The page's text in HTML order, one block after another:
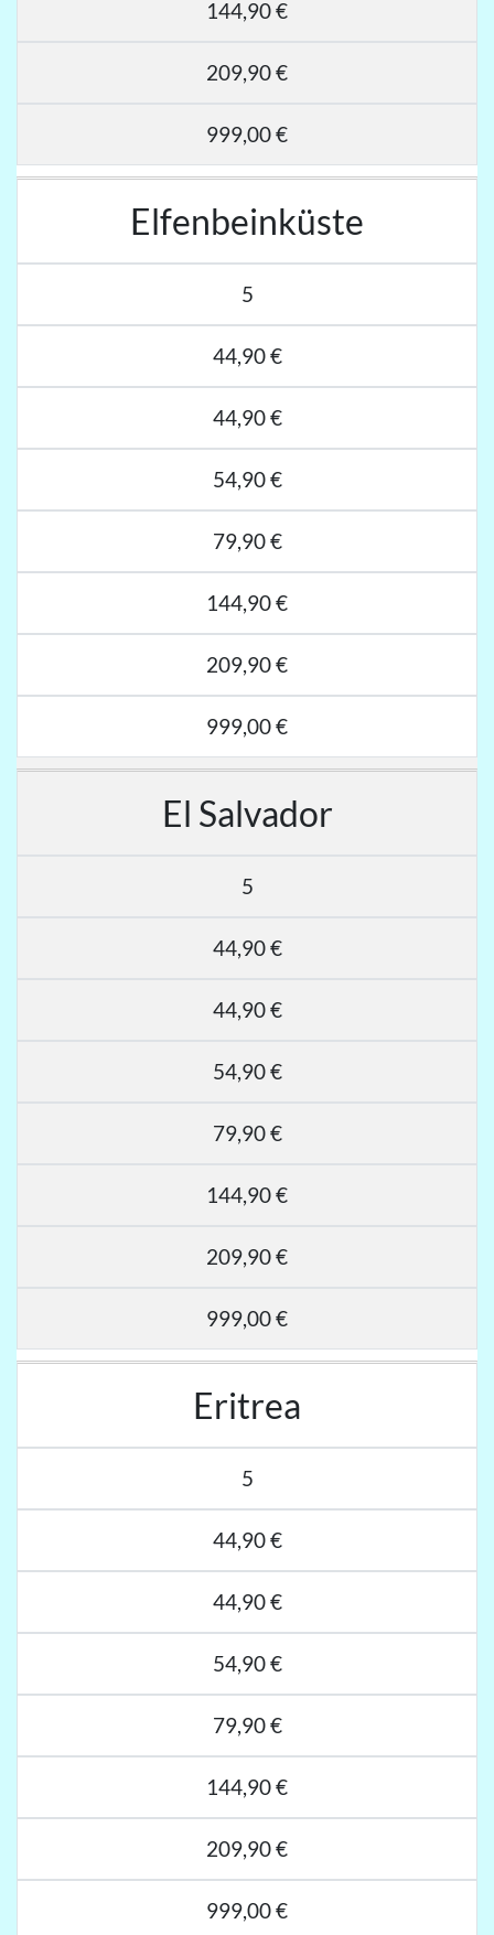
144,90 €
209,90 €
999,00 €
Elfenbeinküste
5
44,90 €
44,90 €
54,90 €
79,90 €
144,90 €
209,90 €
999,00 €
El Salvador
5
44,90 €
44,90 €
54,90 €
79,90 €
144,90 €
209,90 €
999,00 €
Eritrea
5
44,90 €
44,90 €
54,90 €
79,90 €
144,90 €
209,90 €
999,00 €